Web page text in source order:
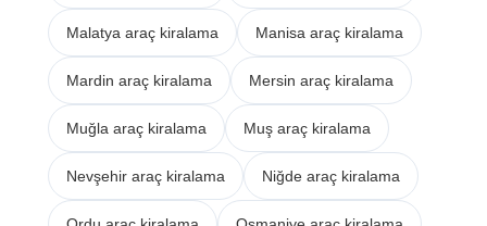
Malatya araç kiralama Manisa araç kiralama
Mardin araç kiralama Mersin araç kiralama
Muğla araç kiralama Muş araç kiralama
Nevşehir araç kiralama Niğde araç kiralama